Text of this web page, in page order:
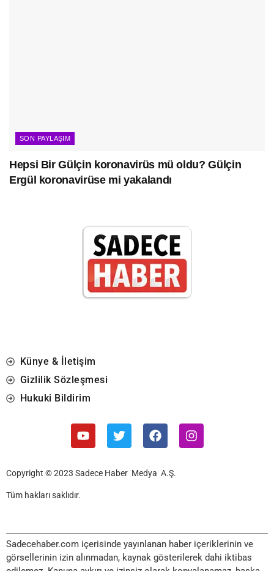
SON PAYLAŞIM
Hepsi Bir Gülçin koronavirüs mü oldu? Gülçin
Ergül koronavirüse mi yakalandı
Künye & İletişim
Gizlilik Sözleşmesi
Hukuki Bildirim
Copyright © 2023 Sadece Haber Medya A.Ş.
Tüm hakları saklıdır.
Sadecehaber.com içerisinde yayınlanan haber içeriklerinin ve
görsellerinin izin alınmadan, kaynak gösterilerek dahi iktibas